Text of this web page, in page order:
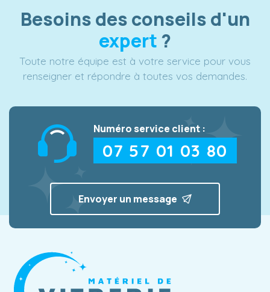
Besoins des conseils d'un
expert ?
Toute notre équipe est à votre service pour vous
renseigner et répondre à toutes vos demandes.
Numéro service client :
07 57 01 03 80
Envoyer un message